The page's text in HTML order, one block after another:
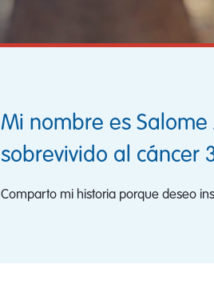
Mi nombre es Salome
sobrevivido al cáncer
Comparto mi historia porque deseo